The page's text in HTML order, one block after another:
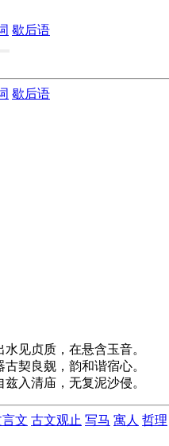
歇后语
歇后语
见贞质，在悬含玉音。
契良觌，韵和谐宿心。
入清庙，无复泥沙侵。
文 古文观止 写马 寓人 哲理